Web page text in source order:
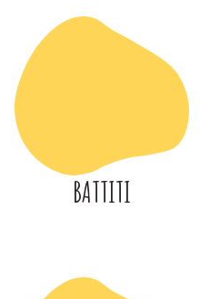
BATTITI